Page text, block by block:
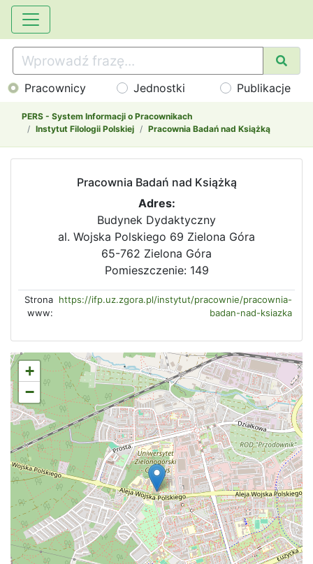
Pracownicy Jednostki Publikacje
PERS - System Informacji o Pracownikach
Instytut Filologii Polskiej
Pracownia Badań nad Książką
Pracownia Badań nad Książką
Adres:
Budynek Dydaktyczny
al. Wojska Polskiego 69 Zielona Góra
65-762 Zielona Góra
Pomieszczenie: 149
Strona
www:
https://ifp.uz.zgora.pl/instytut/pracownie/pracownia-
badan-nad-ksiazka
+
−